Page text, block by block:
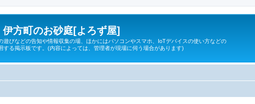
方町のお砂庭[よろず屋]
遊びなどの告知や情報収集の場、ほかにはパソコンやスマホ、IoTデバイスの使い方などの
する掲示板です。(内容によっては、管理者が現場に伺う場合があります)